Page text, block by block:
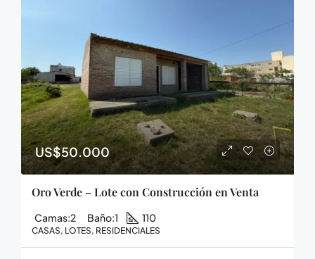
US$50.000
Oro Verde – Lote con Construcción en Venta
Camas:2 Baño:1 110
CASAS, LOTES, RESIDENCIALES